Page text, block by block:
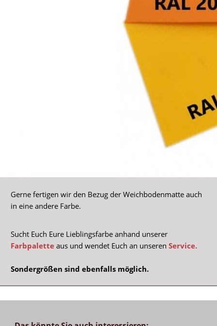
Gerne fertigen wir den Bezug der Weichbodenmatte auch
in eine andere Farbe.
Sucht Euch Eure Lieblingsfarbe anhand unserer
Farbpalette aus und wendet Euch an unserenService.
Sondergrößen sind ebenfalls möglich.